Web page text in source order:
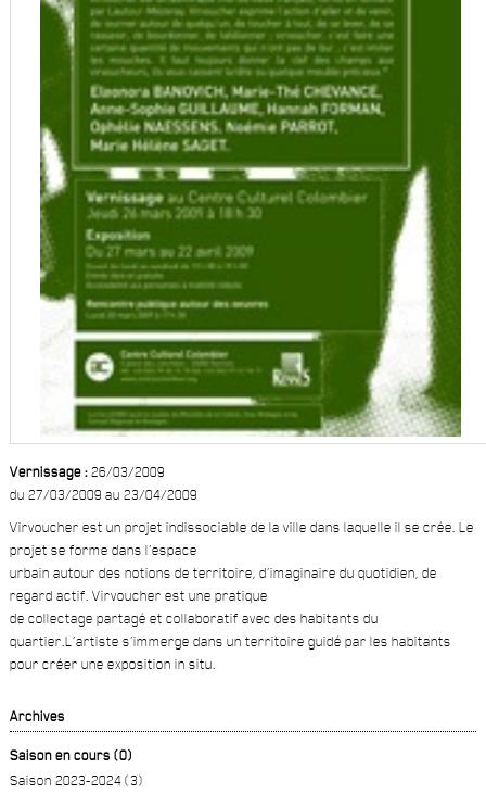
Vernissage :26/03/2009
du 27/03/2009 au 23/04/2009
Virvoucher est un projet indissociable de la ville dans laquelle il se crée. Le
projet se forme dans l’espace
urbain autour des notions de territoire, d’imaginaire du quotidien, de
regard actif. Virvoucher est une pratique
de collectage partagé et collaboratif avec des habitants du
quartier.L’artiste s’immerge dans un territoire guidé par les habitants
pour créer une exposition in situ.
Archives
Saison en cours (0)
Saison 2023-2024 (3)